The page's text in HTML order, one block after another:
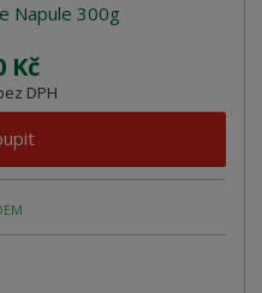
Napule 300g
Kč
DPH